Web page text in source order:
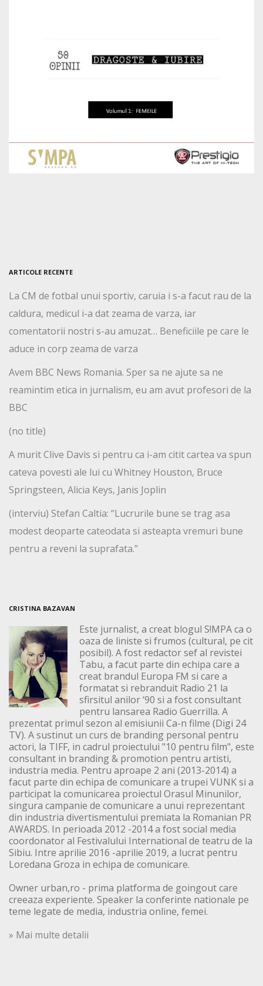
ARTICOLE RECENTE
La CM de fotbal unui sportiv, caruia i s-a facut rau de la
caldura, medicul i-a dat zeama de varza, iar
comentatorii nostri s-au amuzat… Beneficiile pe care le
aduce in corp zeama de varza
Avem BBC News Romania. Sper sa ne ajute sa ne
reamintim etica in jurnalism, eu am avut profesori de la
BBC
(no title)
A murit Clive Davis si pentru ca i-am citit cartea va spun
cateva povesti ale lui cu Whitney Houston, Bruce
Springsteen, Alicia Keys, Janis Joplin
(interviu) Stefan Caltia: “Lucrurile bune se trag asa
modest deoparte cateodata si asteapta vremuri bune
pentru a reveni la suprafata.”
CRISTINA BAZAVAN
Este jurnalist, a creat blogul S!MPA ca o
oaza de liniste si frumos (cultural, pe cit
posibil). A fost redactor sef al revistei
Tabu, a facut parte din echipa care a
creat brandul Europa FM si care a
formatat si rebranduit Radio 21 la
sfirsitul anilor ‘90 si a fost consultant
pentru lansarea Radio Guerrilla. A
prezentat primul sezon al emisiunii Ca-n filme (Digi 24
TV). A sustinut un curs de branding personal pentru
actori, la TIFF, in cadrul proiectului "10 pentru film", este
consultant in branding & promotion pentru artisti,
industria media. Pentru aproape 2 ani (2013-2014) a
facut parte din echipa de comunicare a trupei VUNK si a
participat la comunicarea proiectul Orasul Minunilor,
singura campanie de comunicare a unui reprezentant
din industria divertismentului premiata la Romanian PR
AWARDS. In perioada 2012 -2014 a fost social media
coordonator al Festivalului International de teatru de la
Sibiu. Intre aprilie 2016 -aprilie 2019, a lucrat pentru
Loredana Groza in echipa de comunicare.
Owner urban,ro - prima platforma de goingout care
creeaza experiente. Speaker la conferinte nationale pe
teme legate de media, industria online, femei.
» Mai multe detalii